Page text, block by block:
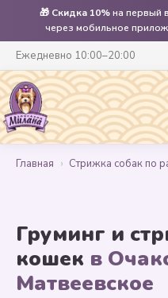
🎁 Скидка 10%на первый
через мобильное
Ежедневно 10:00–20:00
Главная › Стрижка собак по
Груминг и
кошек в
Матвеевское